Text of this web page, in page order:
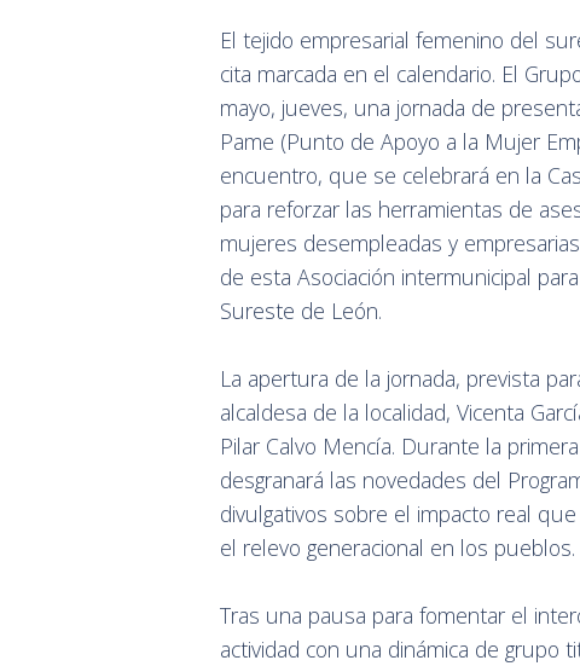
El tejido empresarial femenino del
cita marcada en el calendario. El
mayo, jueves, una jornada de
Pame (Punto de Apoyo a la Mujer
encuentro, que se celebrará en la
para reforzar las herramientas de
mujeres desempleadas y
de esta Asociación intermunicipal
Sureste de León.
La apertura de la jornada, prevista
alcaldesa de la localidad, Vicenta
Pilar Calvo Mencía. Durante la
desgranará las novedades del
divulgativos sobre el impacto real
el relevo generacional en los pueblos.
Tras una pausa para fomentar el
actividad con una dinámica de grupo